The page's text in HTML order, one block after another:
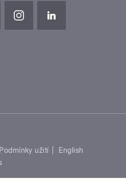
Podmínky užití
English